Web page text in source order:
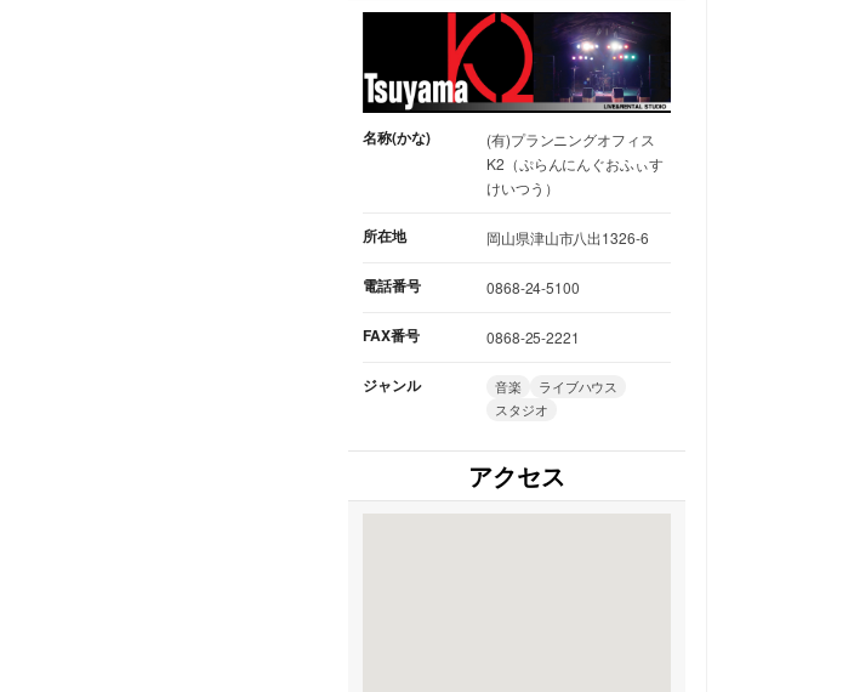
名称(かな)
(有)プランニングオフィス
K2（ぷらんにんぐおふぃす
けいつう）
所在地 岡山県津山市八出1326-6
電話番号 0868-24-5100
FAX番号 0868-25-2221
ジャンル 音楽
ライブハウス
スタジオ
アクセス